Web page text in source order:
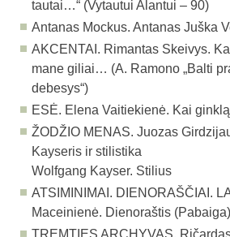
tautai…“ (Vytautui Alantui – 90)
Antanas Mockus. Antanas Juška
AKCENTAI. Rimantas Skeivys.
mane giliai… (A. Ramono „Balti
debesys“)
ESĖ. Elena Vaitiekienė. Kai
ŽODŽIO MENAS.Juozas
Kayseris ir stilistika
Wolfgang Kayser. Stilius
ATSIMINIMAI. DIENORAŠČIAI.
Maceinienė. Dienoraštis (Pabaiga)